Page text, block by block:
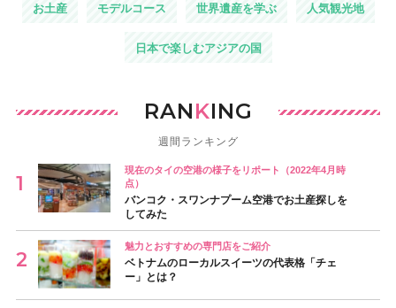
お土産 モデルコース 世界遺産を学ぶ 人気観光地
日本で楽しむアジアの国
RANKING
週間ランキング
現在のタイの空港の様子をリポート（2022年4月時
点）
バンコク・スワンナプーム空港でお土産探しを
してみた
魅力とおすすめの専門店をご紹介
ベトナムのローカルスイーツの代表格「チェ
ー」とは？